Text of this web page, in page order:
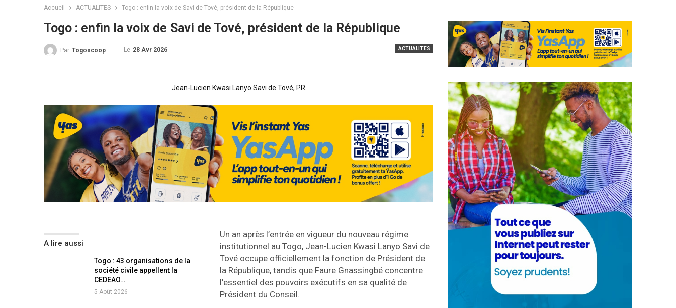
Accueil ACTUALITES Togo : enfin la voix de Savi de Tové, président de la République
Togo : enfin la voix de Savi de Tové, président de la République
ACTUALITES
Par Togoscoop Le 28 Avr 2026
Jean-Lucien Kwasi Lanyo Savi de Tové, PR
A lire aussi
Togo : 43 organisations de la
société civile appellent la
CEDEAO…
5 Août 2026
Un an après l’entrée en vigueur du nouveau régime
institutionnel au Togo, Jean-Lucien Kwasi Lanyo Savi de
Tové occupe officiellement la fonction de Président de
la République, tandis que Faure Gnassingbé concentre
l’essentiel des pouvoirs exécutifs en sa qualité de
Président du Conseil.